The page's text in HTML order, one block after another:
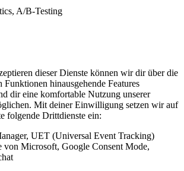
A/B-Testing
dieser Dienste können wir dir über die
Funktionen hinausgehende Features
dir eine komfortable Nutzung unserer
Mit deiner Einwilligung setzen wir auf
folgende Drittdienste ein:
UET (Universal Event Tracking)
von Microsoft, Google Consent Mode,